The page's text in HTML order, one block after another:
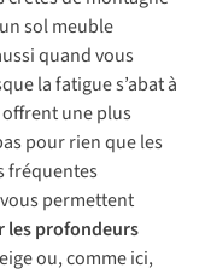
sol meuble
quand vous
la fatigue s’abat à
une plus
pour rien que les
fréquentes
permettent
les profondeurs
ou, comme ici,